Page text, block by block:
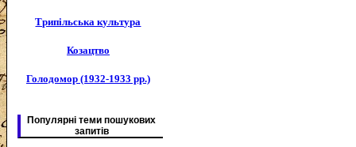
Трипільська культура
Козацтво
Голодомор (1932-1933 рр.)
Популярні теми пошукових
запитів